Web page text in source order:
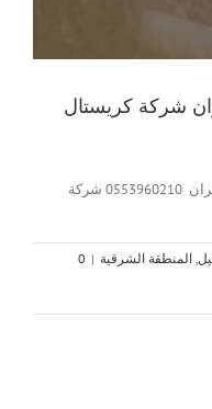
شركة كريستال
شركة كريستال لتلميع الرخام والبلاط بالظهران 0553960210 شركة
المنطقة الشرقية |
0